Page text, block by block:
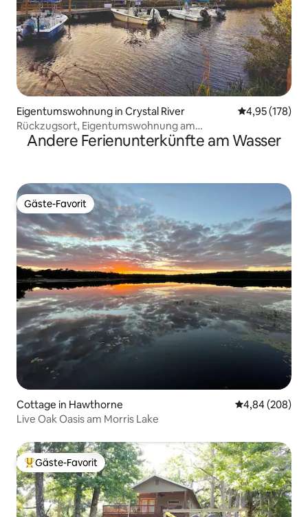
Eigentumswohnung in Crystal River
4,95 (178)
Rückzugsort, Eigentumswohnung am
Wasser/Bootsanleger/Pool
Andere Ferienunterkünfte am Wasser
Gäste-Favorit
Gäste-Favorit
Cottage in Hawthorne
4,84 (208)
Live Oak Oasis am Morris Lake
Beliebter Gäste-Favorit.
Gäste-Favorit